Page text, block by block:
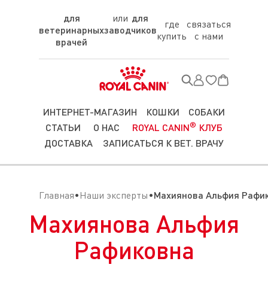
для
ветеринарных
врачей
для
заводчиков
где
купить
связаться
с нами
ИНТЕРНЕТ-МАГАЗИН КОШКИ
СОБАКИ
СТАТЬИ
О НАС ROYAL CANIN® КЛУБ
ДОСТАВКА
ЗАПИСАТЬСЯ К ВЕТ. ВРАЧУ
Главная Наши эксперты Махиянова Альфия
Махиянова Альфия
Рафиковна